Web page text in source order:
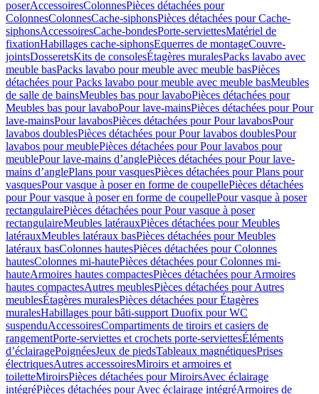
poserAccessoiresColonnesPièces détachées pour
ColonnesColonnesCache-siphonsPièces détachées pour Cache-
siphonsAccessoiresCache-bondesPorte-serviettesMatériel de
fixationHabillages cache-siphonsEquerres de montageCouvre-
jointsDosseretsKits de consolesÉtagères muralesPacks lavabo avec
meuble basPacks lavabo pour meuble avec meuble basPièces
détachées pour Packs lavabo pour meuble avec meuble basMeubles
de salle de bainsMeubles bas pour lavaboPièces détachées pour
Meubles bas pour lavaboPour lave-mainsPièces détachées pour Pour
lave-mainsPour lavabosPièces détachées pour Pour lavabosPour
lavabos doublesPièces détachées pour Pour lavabos doublesPour
lavabos pour meublePièces détachées pour Pour lavabos pour
meublePour lave-mains d’anglePièces détachées pour Pour lave-
mains d’anglePlans pour vasquesPièces détachées pour Plans pour
vasquesPour vasque à poser en forme de coupellePièces détachées
pour Pour vasque à poser en forme de coupellePour vasque à poser
rectangulairePièces détachées pour Pour vasque à poser
rectangulaireMeubles latérauxPièces détachées pour Meubles
latérauxMeubles latéraux basPièces détachées pour Meubles
latéraux basColonnes hautesPièces détachées pour Colonnes
hautesColonnes mi-hautePièces détachées pour Colonnes mi-
hauteArmoires hautes compactesPièces détachées pour Armoires
hautes compactesAutres meublesPièces détachées pour Autres
meublesÉtagères muralesPièces détachées pour Étagères
muralesHabillages pour bâti-support Duofix pour WC
suspenduAccessoiresCompartiments de tiroirs et casiers de
rangementPorte-serviettes et crochets porte-serviettesÉléments
d’éclairagePoignéesJeux de piedsTableaux magnétiquesPrises
électriquesAutres accessoiresMiroirs et armoires et
toiletteMiroirsPièces détachées pour MiroirsAvec éclairage
intégréPièces détachées pour Avec éclairage intégréArmoires de